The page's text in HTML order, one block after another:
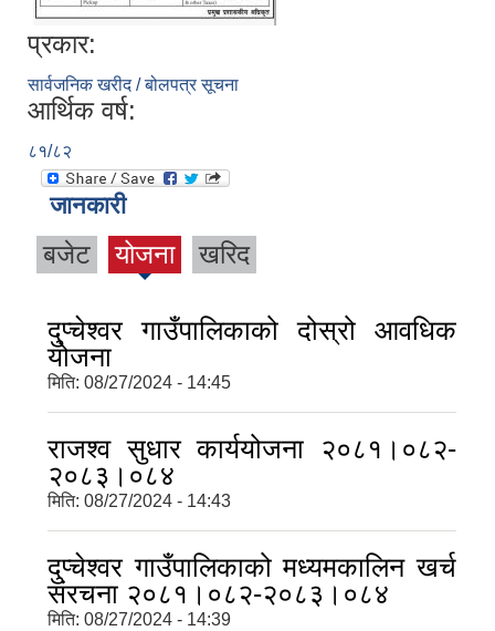
प्रकार:
सार्वजनिक खरीद / बोलपत्र सूचना
आर्थिक वर्ष:
८१/८२
जानकारी
बजेट योजना खरिद
दुप्चेश्वर गाउँपालिकाको दोस्रो आवधिक
योजना
मिति: 08/27/2024 - 14:45
राजश्व सुधार कार्ययोजना २०८१।०८२-
२०८३।०८४
मिति: 08/27/2024 - 14:43
दुप्चेश्वर गाउँपालिकाको मध्यमकालिन खर्च
संरचना २०८१।०८२-२०८३।०८४
मिति: 08/27/2024 - 14:39